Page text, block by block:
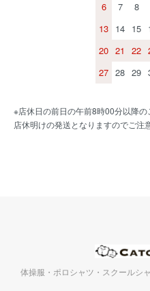
6
7 8
13 14 15
20 21 22
27 28 29
※店休日の前日の午前8時00分以降の
店休明けの発送となりますのでご注
体操服・ポロシャツ・スクールシ